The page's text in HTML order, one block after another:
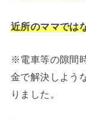
近所のママでは
※電車等の隙間
金で解決しよう
りました。